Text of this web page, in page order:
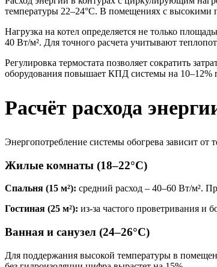
температуры 22–24°C. В помещениях с высокими
Нагрузка на котел определяется не только
40 Вт/м². Для точного расчета учитывают
Регулировка термостата позволяет сократить
оборудования повышает КПД системы на
Расчёт расхода
Энергопотребление системы обогрева зависит
Жилые комнаты (18–22°C)
Спальня (15 м²): средний расход – 40–60 Вт/м².
Гостиная (25 м²): из-за частого проветривания и
Ванная и санузел (24–26°C)
Для поддержания высокой температуры в